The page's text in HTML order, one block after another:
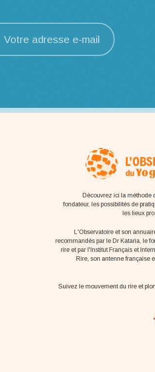
Votre adresse e-mail
Découvrez ici la méthode
fondateur, les possibilités de
les lieux
L'Observatoire et son
recommandés par le Dr Kataria, le
rire et par l'Institut Français et
Rire, son antenne française
Suivez le mouvement du rire et